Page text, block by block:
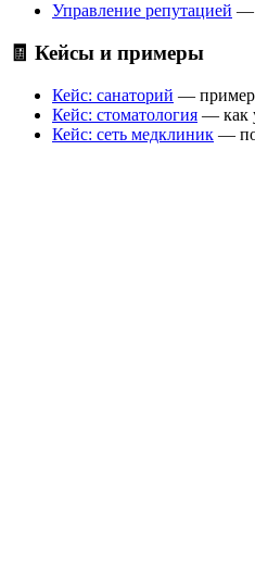
Управление репутацией —
🧾 Кейсы и примеры
Кейс: санаторий — пример
Кейс: стоматология — как
Кейс: сеть медклиник —